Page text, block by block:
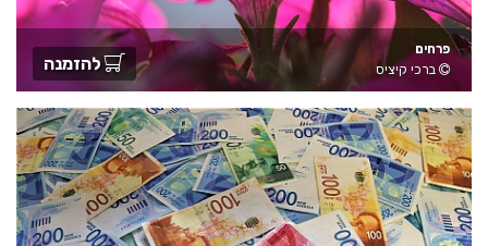
פרחים
ברכי קיציס
להזמנה